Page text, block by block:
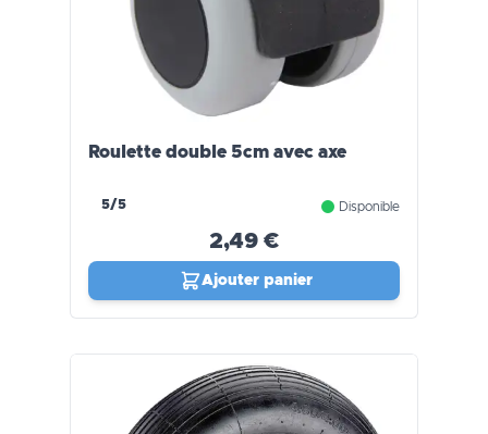
Roulette double 5cm avec axe
5/5 Disponible
2,49 €
Ajouter panier